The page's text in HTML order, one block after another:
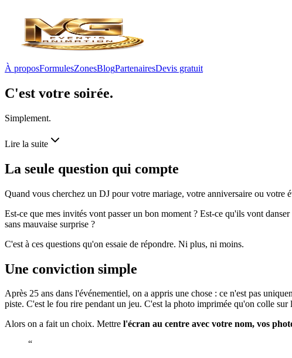
À proposFormulesZonesBlogPartenairesDevis gratuit
C'est votre soirée.
Simplement.
Lire la suite
La seule question qui compte
Quand vous cherchez un DJ pour votre mariage, votre anniversaire ou votre
Est-ce que mes invités vont passer un bon moment ? Est-ce qu'ils vont
sans mauvaise surprise ?
C'est à ces questions qu'on essaie de répondre. Ni plus, ni moins.
Une conviction simple
Après 25 ans dans l'événementiel, on a appris une chose : ce n'est pas
piste. C'est le fou rire pendant un jeu. C'est la photo imprimée qu'on colle sur
Alors on a fait un choix. Mettre l'écran au centre avec votre nom, vos
“